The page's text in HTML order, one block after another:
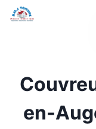
en-